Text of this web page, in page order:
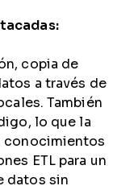
copia de
a través de
También
lo que la
conocimientos
ETL para un
datos sin